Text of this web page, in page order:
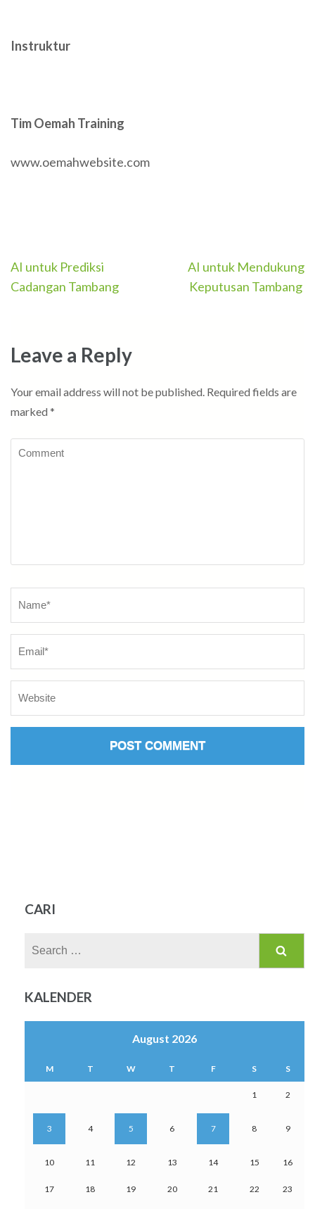
Instruktur
Tim Oemah Training
www.oemahwebsite.com
Post
navigation
AI untuk Prediksi
Cadangan Tambang
AI untuk Mendukung
Keputusan Tambang
Leave a Reply
Your email address will not be published. Required fields are
marked *
CARI
KALENDER
August 2026
M T W T F S S
1 2
3 4 5 6 7 8 9
10 11 12 13 14 15 16
17 18 19 20 21 22 23